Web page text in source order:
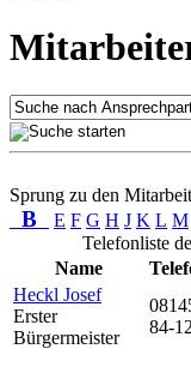
Sprung zu den
B E F G H J K L M
Telefonliste
Name
Heckl Josef
Erster
Bürgermeister
84-12